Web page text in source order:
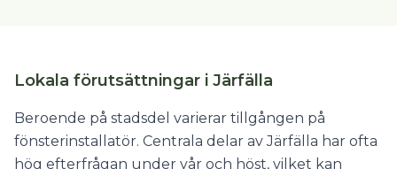
Lokala förutsättningar i Järfälla
Beroende på stadsdel varierar tillgången på
fönsterinstallatör. Centrala delar av Järfälla har ofta
hög efterfrågan under vår och höst, vilket kan